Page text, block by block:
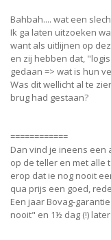
Bahbah.... wat een
Ik ga laten uitzoeken
want als uitlijnen op
en zij hebben dat,
gedaan => wat is hun
Was dit wellicht al te
brug had gestaan?
============
Dan vind je ineens een
op de teller en met alle
erop dat ie nog nooit
qua prijs een goed,
Een jaar Bovag-
nooit" en 1½ dag (!)